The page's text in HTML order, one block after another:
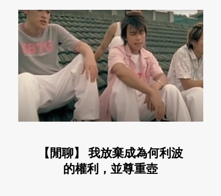
【閒聊】 我放棄成為何利波
的權利，並尊重壺